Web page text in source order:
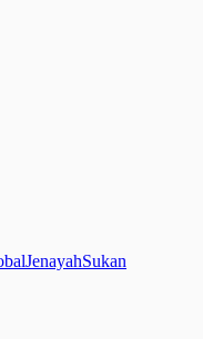
JenayahSukan